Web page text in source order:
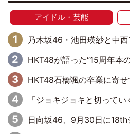
アイドル・芸能
乃木坂46・池田瑛紗と中西アルノが「真冬のかき氷」騒動で火花散らす
HKT48が語った“15周年本の思い出” 大食い特訓・守
HKT48石橋颯の卒業に寄せて “いぶく
「ジョキジョキと切っていく感じ」
日向坂46、9月30日に18thシングル『イチャイチャ虫』の発売決定